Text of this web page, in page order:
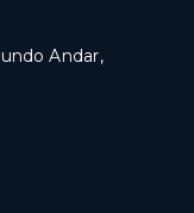
Andar,